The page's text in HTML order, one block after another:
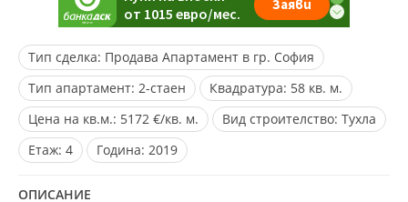
Тип сделка: Продава Апартамент в гр. София
Тип апартамент: 2-стаен Квадратура: 58 кв. м.
Цена на кв.м.: 5172 €/кв. м. Вид строителство: Тухла
Eтаж: 4 Година: 2019
ОПИСАНИЕ